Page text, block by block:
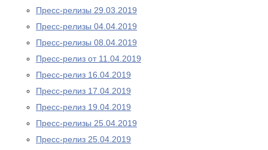
Пресс-релизы 29.03.2019
Пресс-релизы 04.04.2019
Пресс-релизы 08.04.2019
Пресс-релиз от 11.04.2019
Пресс-релиз 16.04.2019
Пресс-релиз 17.04.2019
Пресс-релиз 19.04.2019
Пресс-релизы 25.04.2019
Пресс-релиз 25.04.2019